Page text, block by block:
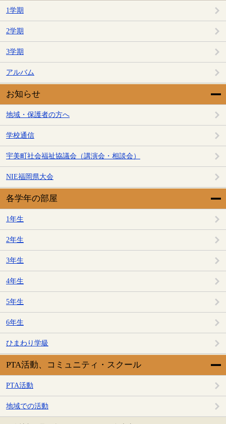
1学期
2学期
3学期
アルバム
お知らせ
地域・保護者の方へ
学校通信
宇美町社会福祉協議会（講演会・相談会）
NIE福岡県大会
各学年の部屋
1年生
2年生
3年生
4年生
5年生
6年生
ひまわり学級
PTA活動、コミュニティ・スクール
PTA活動
地域での活動